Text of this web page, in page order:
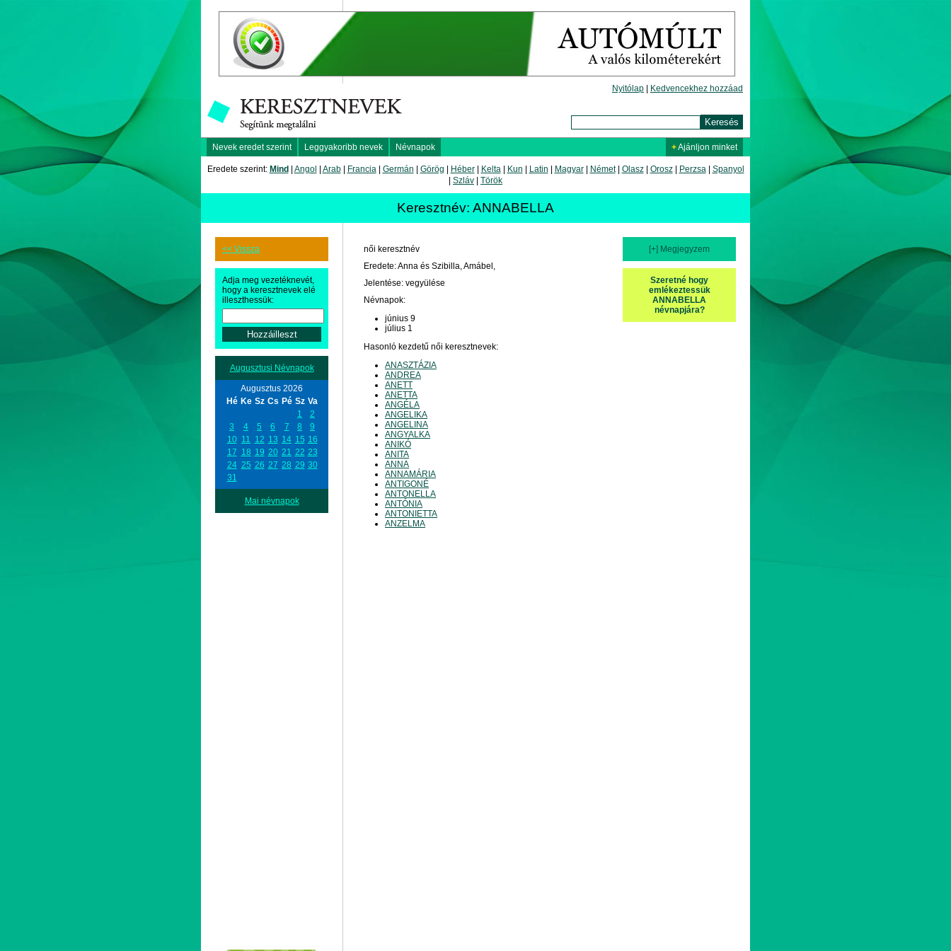
Nyitólap Kedvencekhez hozzáad
Nevek eredet szerint Leggyakoribb nevek Névnapok +Ajánljon minket
Eredete szerint: Mind Angol Arab| Francia| Germán Görög Héber| Kelta| Kun Latin Magyar| Német| Olasz| Orosz| Perzsa| Spanyol
Szláv Török
Keresztnév: ANNABELLA
<< Vissza
Adja meg vezetéknevét,
hogy a keresztnevek elé
illeszthessük:
Augusztusi Névnapok
Augusztus 2026
Hé Ke Sz Cs Pé Sz Va
1
2
3
4 5 6 7 8
9
10 11 12 13 14 15 16
17 18 19 20 21 22 23
24 25 26 27 28 29 30
31
Mai névnapok
[+] Megjegyzem
Szeretné hogy
emlékeztessük
ANNABELLA
névnapjára?
női keresztnév
Eredete: Anna és Szibilla, Amábel,
Jelentése: vegyülése
Névnapok:
június 9
július 1
Hasonló kezdetű női keresztnevek:
ANASZTÁZIA
ANDREA
ANETT
ANETTA
ANGÉLA
ANGELIKA
ANGELINA
ANGYALKA
ANIKÓ
ANITA
ANNA
ANNAMÁRIA
ANTIGONÉ
ANTONELLA
ANTÓNIA
ANTONIETTA
ANZELMA